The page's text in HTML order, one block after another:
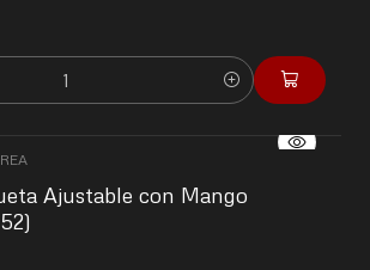
Ajustable con Mango